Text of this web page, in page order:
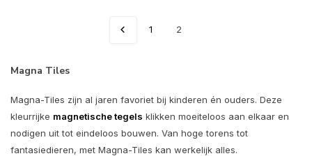
1 2
Magna Tiles
Magna-Tiles zijn al jaren favoriet bij kinderen én ouders. Deze
kleurrijke magnetische tegels klikken moeiteloos aan elkaar en
nodigen uit tot eindeloos bouwen. Van hoge torens tot
fantasiedieren, met Magna-Tiles kan werkelijk alles.